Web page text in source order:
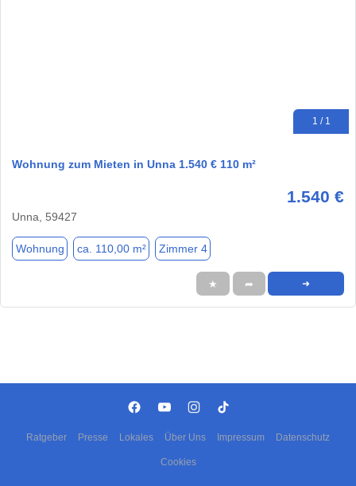
1 / 1
Wohnung zum Mieten in Unna 1.540 € 110 m²
1.540 €
Unna, 59427
Wohnung ca. 110,00 m² Zimmer 4
★ ➦ ➜
Ratgeber Presse Lokales Über Uns Impressum Datenschutz
Cookies